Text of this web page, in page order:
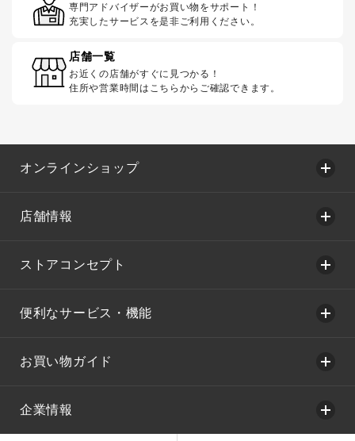
専門アドバイザーがお買い物をサポート！
充実したサービスを是非ご利用ください。
店舗一覧
お近くの店舗がすぐに見つかる！
住所や営業時間はこちらからご確認できます。
オンラインショップ
店舗情報
ストアコンセプト
便利なサービス・機能
お買い物ガイド
企業情報